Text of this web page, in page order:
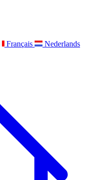
Français
Nederlands